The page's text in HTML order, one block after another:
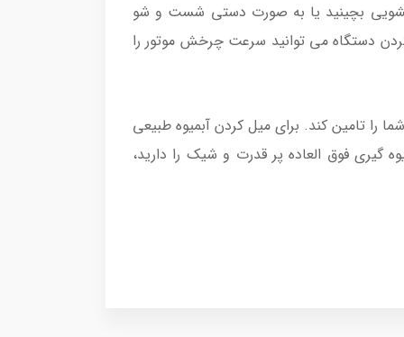
بچینید یا به صورت دستی شست و شو
دستگاه می توانید سرعت چرخش موتور را
را تامین کند. برای میل کردن آبمیوه طبیعی
گیری فوق العاده پر قدرت و شیک را دارید،